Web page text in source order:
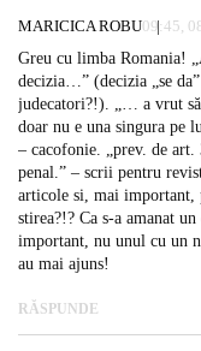
MARICICA ROBU09:45,
Greu cu limba Romania!
decizia…” (decizia „se
judecatori?!). „… a vrut să
doar nu e una singura pe
– cacofonie. „prev. de
penal.” – scrii pentru
articole si, mai important,
stirea?!? Ca s-a amanat
important, nu unul cu un
au mai ajuns!
RĂSPUNDE